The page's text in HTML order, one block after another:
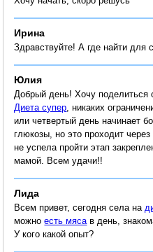
Ирина
Здравствуйте! А где найти для
Юлия
Добрый день! Хочу поделиться
Диета супер , никаких
или четвертый день начинает
глюкозы, но это проходит
не успела пройти этап
мамой. Всем удачи!!
Лида
Всем привет, сегодня села на
можноесть мяса в день,
У кого какой опыт?